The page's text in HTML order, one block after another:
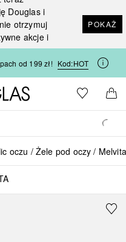
Douglas i
otrzymuj
akcje i
POKAŻ
od 199 zł! Kod:HOT
Strona główna Douglas
Do listyDo
oczu Żele pod oczy